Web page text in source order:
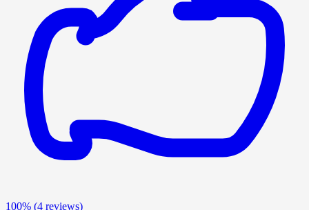
100% (4 reviews)